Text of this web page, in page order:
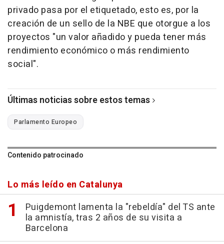
privado pasa por el etiquetado, esto es, por la
creación de un sello de la NBE que otorgue a los
proyectos "un valor añadido y pueda tener más
rendimiento económico o más rendimiento
social".
Últimas noticias sobre estos temas
Parlamento Europeo
Contenido patrocinado
Lo más leído en Catalunya
Puigdemont lamenta la "rebeldía" del TS ante
la amnistía, tras 2 años de su visita a
Barcelona